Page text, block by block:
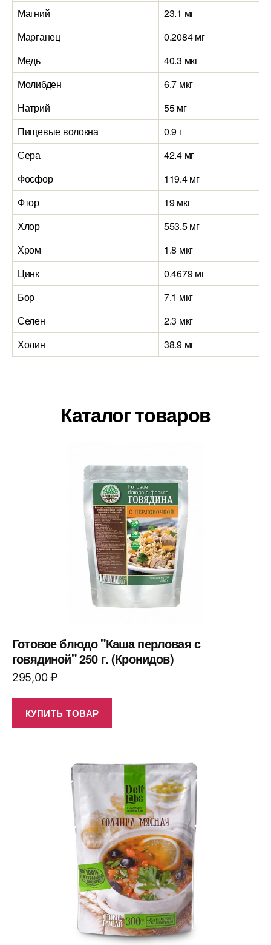
Магний
23.1 мг
Марганец
0.2084 мг
Медь
40.3 мкг
Молибден
6.7 мкг
Натрий
55 мг
Пищевые волокна
0.9 г
Сера
42.4 мг
Фосфор
119.4 мг
Фтор
19 мкг
Хлор
553.5 мг
Хром
1.8 мкг
Цинк
0.4679 мг
Бор
7.1 мкг
Селен
2.3 мкг
Холин
38.9 мг
Каталог товаров
Готовое блюдо "Каша перловая с
говядиной" 250 г. (Кронидов)
295,00₽
КУПИТЬ ТОВАР